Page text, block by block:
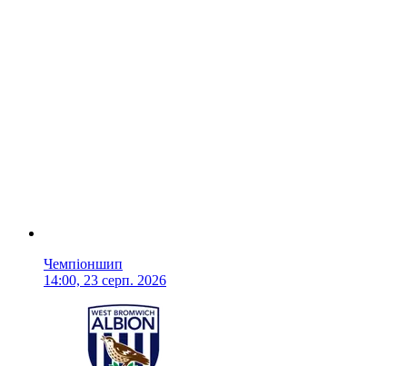
Чемпіоншип
14:00, 23 серп. 2026